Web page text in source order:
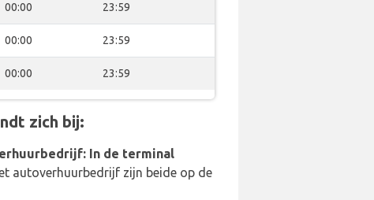
00:00 23:59
00:00 23:59
00:00 23:59
zich bij:
In de terminal
autoverhuurbedrijf zijn beide op de